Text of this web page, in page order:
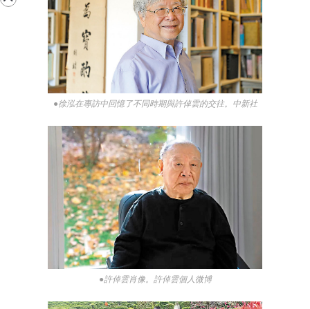
●徐泓在專訪中回憶了不同時期與許倬雲的交往。中新社
●許倬雲肖像。許倬雲個人微博